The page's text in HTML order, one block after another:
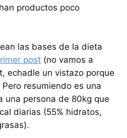
productos poco
las bases de la dieta
post (no vamos a
echadle un vistazo porque
resumiendo es una
una persona de 80kg que
diarias (55% hidratos,